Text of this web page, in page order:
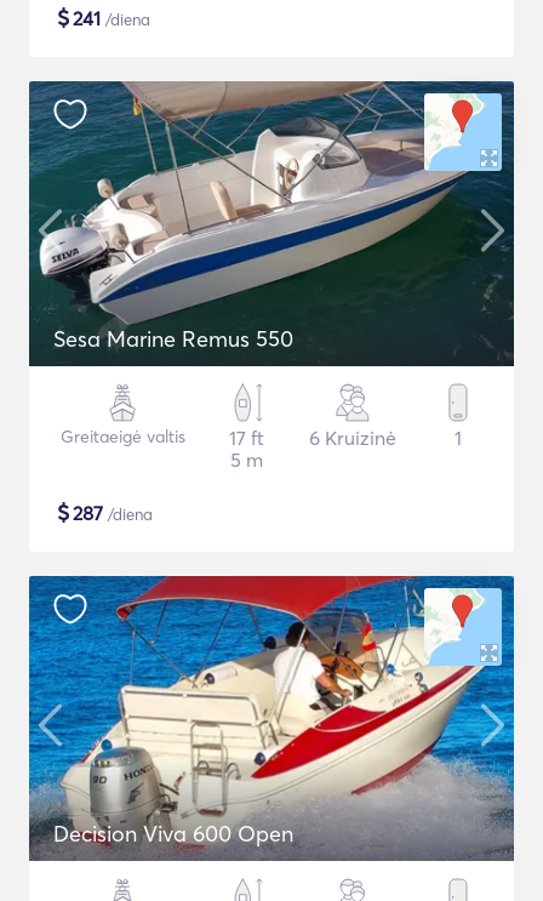
$241 /diena
Sesa Marine Remus 550
Greitaeigė valtis
17 ft
5 m
6 Kruizinė 1
$287 /diena
Decision Viva 600 Open